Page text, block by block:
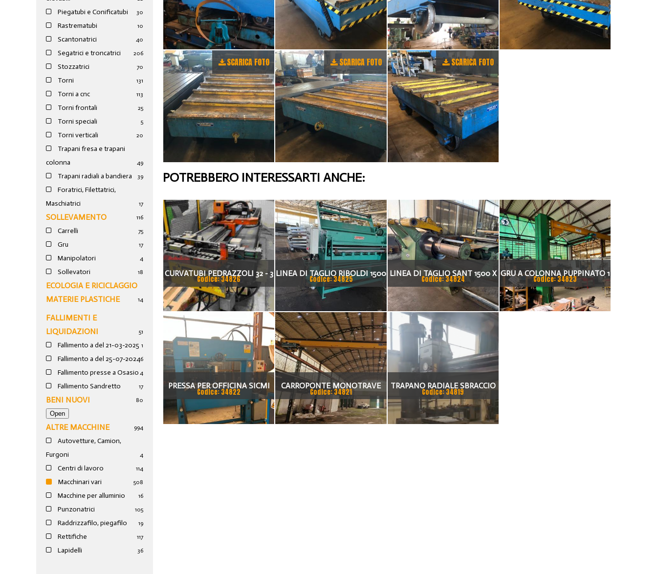
Piegatubi e Conificatubi 30
Rastrematubi 10
Scantonatrici 40
Segatrici e troncatrici 206
Stozzatrici 70
Torni 131
Torni a cnc 113
Torni frontali 25
Torni speciali 5
Torni verticali 20
Trapani fresa e trapani
colonna
49
Trapani radiali a bandiera 39
Foratrici, Filettatrici,
Maschiatrici
17
SOLLEVAMENTO 116
Carrelli 75
Gru 17
Manipolatori 4
Sollevatori 18
ECOLOGIA E RICICLAGGIO
MATERIE PLASTICHE
14
FALLIMENTI E
LIQUIDAZIONI
51
Fallimento a del 21-03-2025 1
Fallimento a del 25-07-20246
Fallimento presse a Osasio 4
Fallimento Sandretto 17
BENI NUOVI 80
ALTRE MACCHINE 994
Autovetture, Camion,
Furgoni
4
Centri di lavoro 114
Macchinari vari 508
Macchine per alluminio 16
Punzonatrici 105
Raddrizzafilo, piegafilo 19
Rettifiche 117
Lapidelli 36
SCARICA FOTO SCARICA FOTO SCARICA FOTO
POTREBBERO INTERESSARTI ANCHE:
CURVATUBI PEDRAZZOLI 32 - 3
ASSI CNC
Codice: 34826
LINEA DI TAGLIO RIBOLDI 1500
X 2MM
Codice: 34825
LINEA DI TAGLIO SANT 1500 X
3 MM
Codice: 34824
GRU A COLONNA PUPPINATO 1
TON
Codice: 34823
PRESSA PER OFFICINA SICMI
100 TON
Codice: 34822
CARROPONTE MONOTRAVE
DEMAG 5 TON SCARTAMENTO
16190 MM
Codice: 34821
TRAPANO RADIALE SBRACCIO
3000 MM. FORO 100 MM
Codice: 34819